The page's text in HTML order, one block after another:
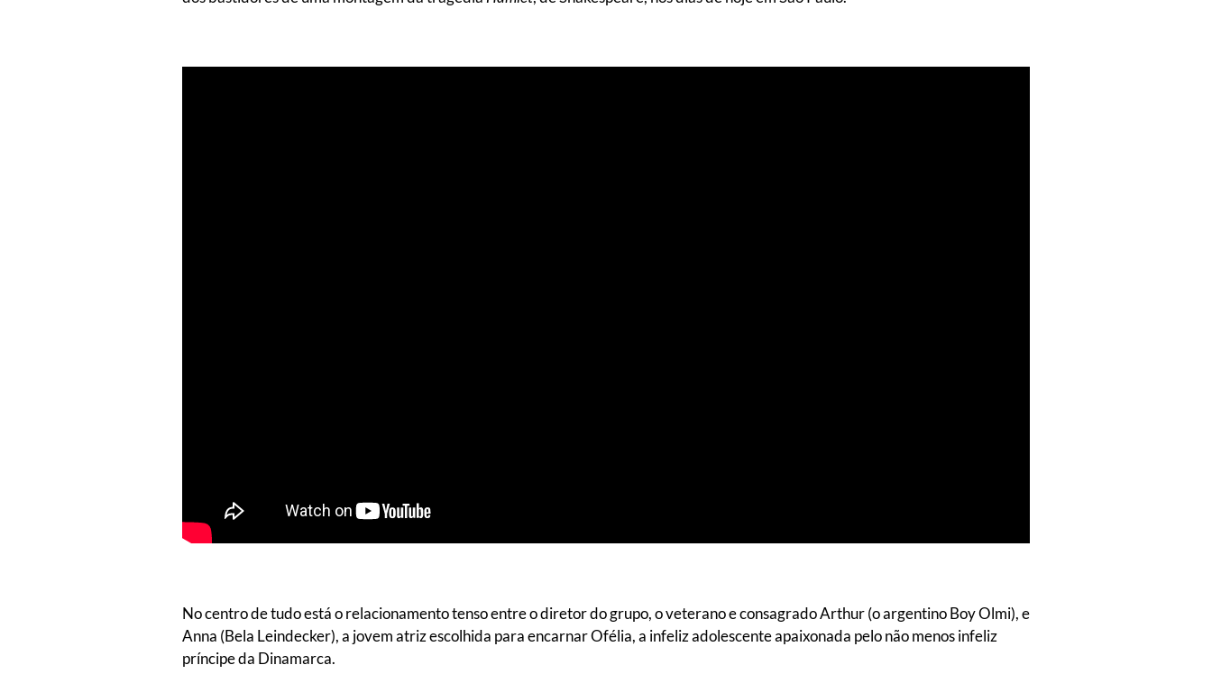
No centro de tudo está o relacionamento tenso entre o diretor do grupo, o veterano e consagrado Arthur (o argentino Boy Olmi), e
Anna (Bela Leindecker), a jovem atriz escolhida para encarnar Ofélia, a infeliz adolescente apaixonada pelo não menos infeliz
príncipe da Dinamarca.